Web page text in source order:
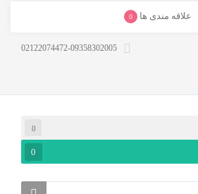
علاقه مندی ها 0
0
0